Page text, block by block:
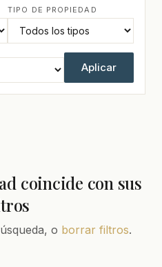
TIPO DE PROPIEDAD
Aplicar
coincide con sus
o borrar filtros.